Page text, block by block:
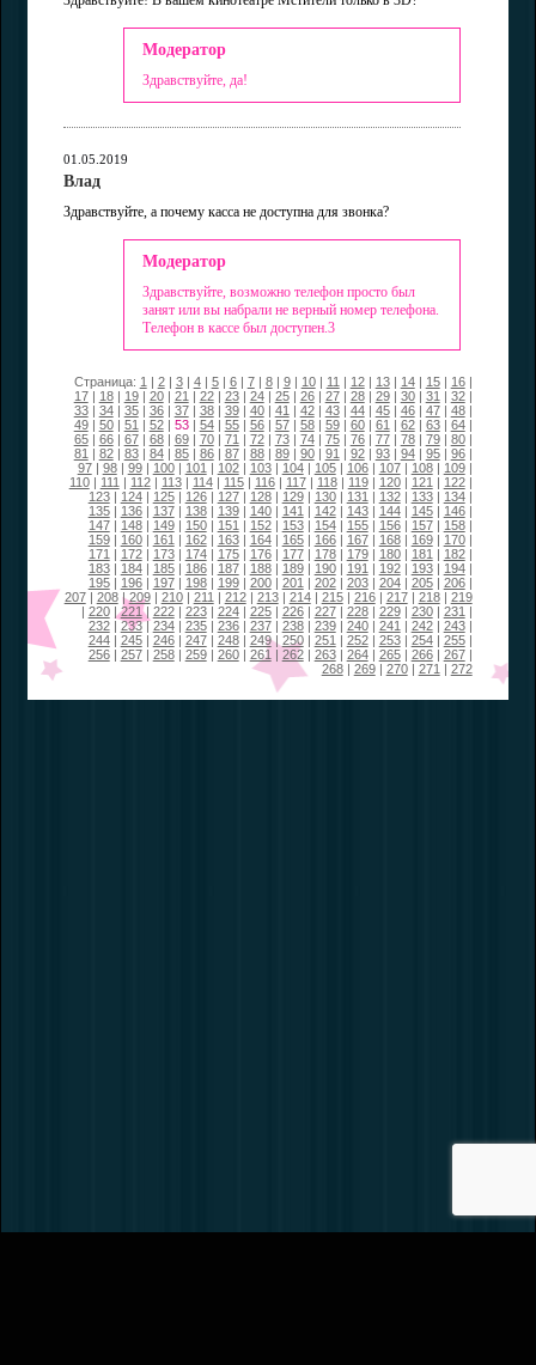
Модератор
Здравствуйте, да!
01.05.2019
Влад
Здравствуйте, а почему касса не доступна для звонка?
Модератор
Здравствуйте, возможно телефон просто был
занят или вы набрали не верный номер телефона.
Телефон в кассе был доступен.3
Страница: 1 | 2| 3| 4| 5| 6| 7| 8| 9| 10| 11 | 12| 13| 14| 15| 16|
17| 18| 19| 20| 21 | 22| 23| 24| 25| 26| 27| 28| 29| 30| 31 | 32|
33| 34| 35| 36| 37| 38| 39| 40| 41 | 42| 43| 44| 45| 46| 47| 48|
49| 50| 51 | 52| 53| 54| 55| 56| 57| 58| 59| 60| 61 | 62| 63| 64|
65| 66| 67| 68| 69| 70| 71 | 72| 73| 74| 75| 76| 77| 78| 79| 80|
81 | 82| 83| 84| 85| 86| 87| 88| 89| 90| 91 | 92| 93| 94| 95| 96|
97| 98| 99| 100| 101 | 102| 103| 104| 105| 106| 107| 108| 109|
110| 111 | 112| 113| 114| 115| 116| 117| 118| 119| 120| 121 | 122|
123| 124| 125| 126| 127| 128| 129| 130| 131 | 132| 133| 134|
135| 136| 137| 138| 139| 140| 141 | 142| 143| 144| 145| 146|
147| 148| 149| 150| 151 | 152| 153| 154| 155| 156| 157| 158|
159| 160| 161 | 162| 163| 164| 165| 166| 167| 168| 169| 170|
171 | 172| 173| 174| 175| 176| 177| 178| 179| 180| 181 | 182|
183| 184| 185| 186| 187| 188| 189| 190| 191 | 192| 193| 194|
195| 196| 197| 198| 199| 200| 201 | 202| 203| 204| 205| 206|
207| 208|209| 210| 211 | 212| 213| 214| 215| 216| 217| 218| 219
| 220|221 | 222| 223| 224| 225| 226| 227| 228| 229| 230| 231 |
232| 233|234| 235| 236| 237| 238| 239| 240| 241 | 242| 243|
244| 245| 246| 247| 248| 249| 250| 251 | 252| 253| 254| 255|
256| 257| 258| 259| 260| 261 | 262| 263| 264| 265| 266| 267|
268| 269| 270| 271 | 272